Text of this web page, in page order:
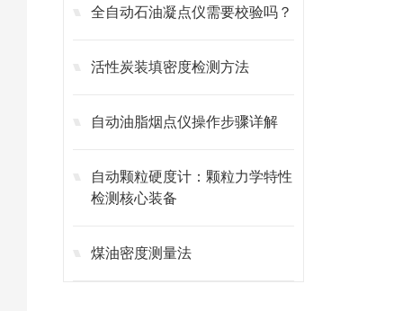
全自动石油凝点仪需要校验吗？
活性炭装填密度检测方法
自动油脂烟点仪操作步骤详解
自动颗粒硬度计：颗粒力学特性
检测核心装备
煤油密度测量法